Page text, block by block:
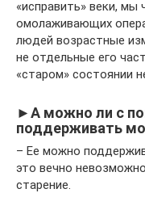
«исправить» веки,
омолаживающих
людей возрастные
не отдельные его
«старом» состоянии
►А можно ли с
поддерживать
– Ее можно
это вечно
старение.